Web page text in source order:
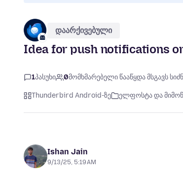
დაარქივებული
Idea for push notifications
1პასუხი 0მომხმარებელი წააწყდა მსგავს
Thunderbird Android-ზე ელფოსტა და
Ishan Jain
9/13/25, 5:19 AM